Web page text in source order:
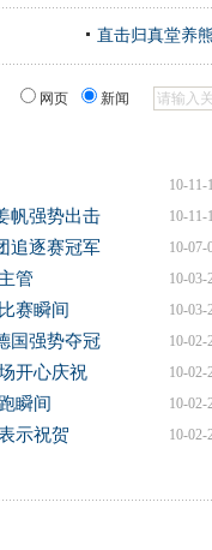
直击归真堂养
网页 新闻
10-11-
10-11-
帆强势出击
10-07-
追逐赛冠军
10-03-
管
10-03-
赛瞬间
10-02-
国强势夺冠
10-02-
开心庆祝
10-02-
瞬间
10-02-
示祝贺